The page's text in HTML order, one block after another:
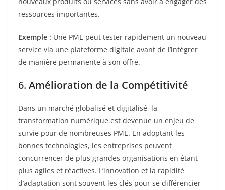
ressources importantes.
Exemple : Une PME peut tester rapidement un nouveau
service via une plateforme digitale avant de l’intégrer
de manière permanente à son offre.
6. Amélioration de la Compétitivité
Dans un marché globalisé et digitalisé, la
transformation numérique est devenue un enjeu de
survie pour de nombreuses PME. En adoptant les
bonnes technologies, les entreprises peuvent
concurrencer de plus grandes organisations en étant
plus agiles et réactives. L’innovation et la rapidité
d’adaptation sont souvent les clés pour se différencier